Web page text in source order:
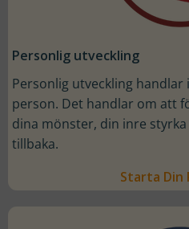
Personlig utveckling
Personlig utveckling
person. Det handlar om att
dina mönster, din inre
tillbaka.
Starta Din